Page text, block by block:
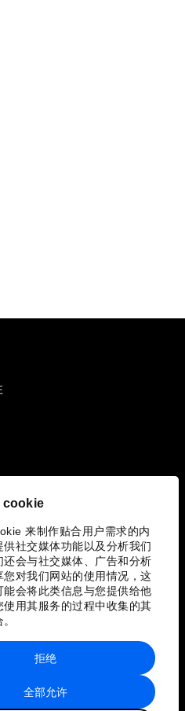
cookie
来制作贴合用户需求的内
供社交媒体功能以及分析我们
还会与社交媒体、广告和分析
您对我们网站的使用情况，这
能会将此类信息与您提供给他
使用其服务的过程中收集的其
全部允许
拒绝